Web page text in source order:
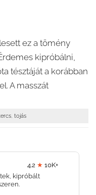
ez a tömény
kipróbálni,
tésztáját a korábban
A masszát
, tojás
4.2 ★ 10K+
kipróbált